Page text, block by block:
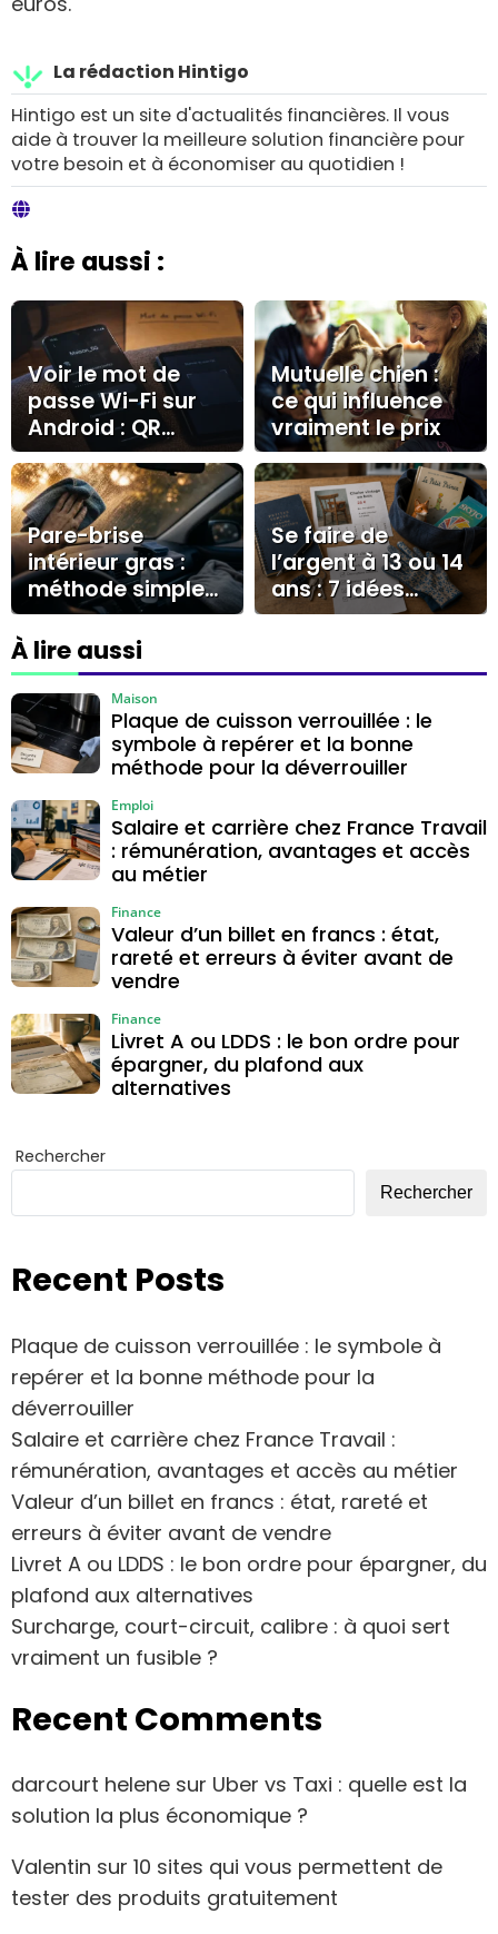
La rédaction Hintigo
Hintigo est un site d'actualités financières. Il vous
aide à trouver la meilleure solution financière pour
votre besoin et à économiser au quotidien !
À lire aussi :
Voir le mot de
passe Wi-Fi sur
Android : QR
code, Android 10
et cas Samsung
Mutuelle chien :
ce qui influence
vraiment le prix
Pare-brise
intérieur gras :
méthode simple
pour enlever le
voile et éviter les
traces
Se faire de
l’argent à 13 ou 14
ans : 7 idées
concrètes et les
À lire aussi
Plaque de cuisson verrouillée : le
symbole à repérer et la bonne
méthode pour la déverrouiller
Maison
Salaire et carrière chez France Travail
: rémunération, avantages et accès
au métier
Emploi
Valeur d’un billet en francs : état,
rareté et erreurs à éviter avant de
vendre
Finance
Livret A ou LDDS : le bon ordre pour
épargner, du plafond aux
alternatives
Finance
Rechercher
Rechercher
Recent Posts
Plaque de cuisson verrouillée : le symbole à
repérer et la bonne méthode pour la
déverrouiller
Salaire et carrière chez France Travail :
rémunération, avantages et accès au métier
Valeur d’un billet en francs : état, rareté et
erreurs à éviter avant de vendre
Livret A ou LDDS : le bon ordre pour épargner, du
plafond aux alternatives
Surcharge, court-circuit, calibre : à quoi sert
vraiment un fusible ?
Recent Comments
darcourt helene sur Uber vs Taxi : quelle est la
solution la plus économique ?
Valentin sur 10 sites qui vous permettent de
tester des produits gratuitement